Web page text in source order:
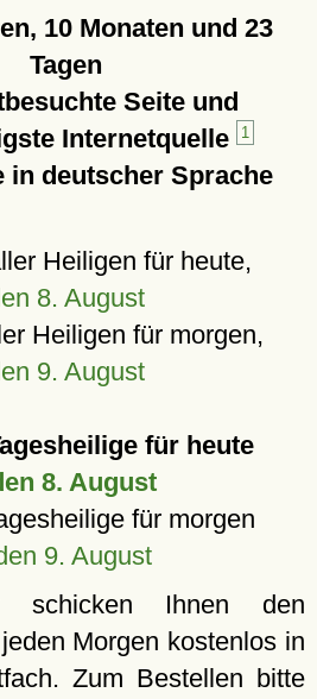
10 Monaten und 23
Tagen
Seite und
Internetquelle
1
in deutscher Sprache
Heiligen für heute,
8. August
Heiligen für morgen,
9. August
für heute
8. August
für morgen
9. August
Ihnen den
jeden Morgen kostenlos in
Zum Bestellen bitte